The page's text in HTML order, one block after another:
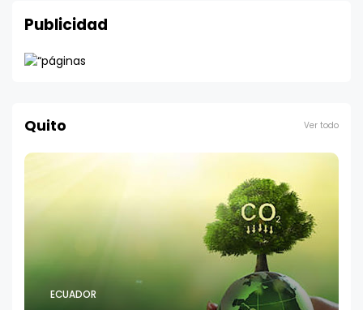
Publicidad
Quito Ver todo
ECUADOR